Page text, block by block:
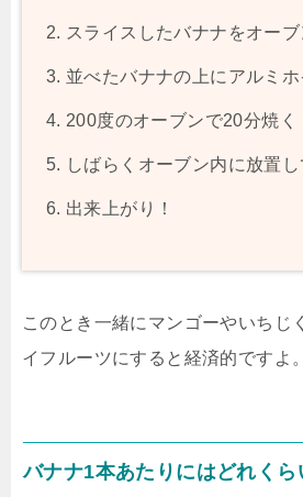
スライスしたバナナをオー
並べたバナナの上にアルミ
200度のオーブンで20分焼く
しばらくオーブン内に放置
出来上がり！
このとき一緒にマンゴーやいちじ
イフルーツにすると経済的ですよ。
バナナ1本あたりにはどれくら